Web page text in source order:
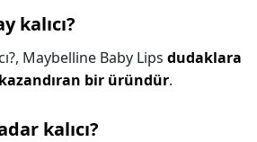
kalıcı?
Maybelline Baby Lips dudaklara
bir üründür.
kalıcı?